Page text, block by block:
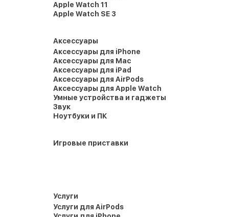
Apple Watch 11
Apple Watch SE 3
Аксессуары
Аксессуары для iPhone
Аксессуары для Mac
Аксессуары для iPad
Аксессуары для AirPods
Аксессуары для Apple Watch
Умные устройства и гаджеты
Звук
Ноутбуки и ПК
Игровые приставки
Услуги
Услуги для AirPods